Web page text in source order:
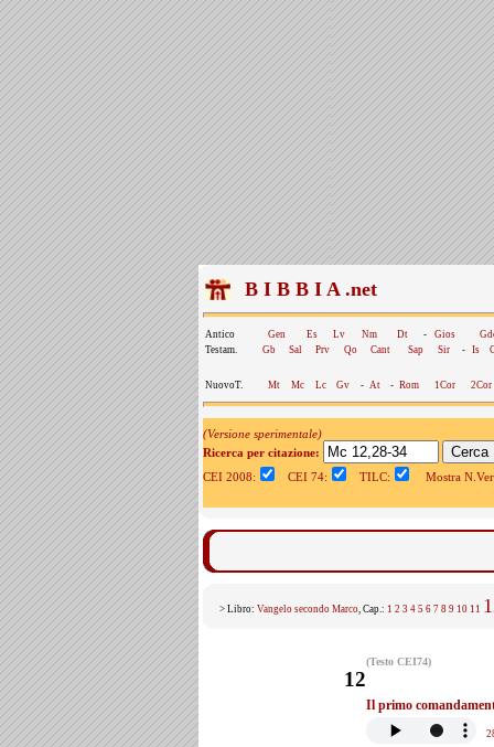
B I B B I A .net
Antico Gen Es Lv Nm Dt - Gios
Testam.
Gb Sal Prv Qo Cant Sap Sir - Is
NuovoT. Mt Mc Lc Gv - At - Rom 1Cor 2Cor
(Versione sperimentale)
Ricerca per citazione:
CEI 2008:
CEI 74: TILC: Mostra
> Libro: Vangelo secondo Marco, Cap.: 1 2 3 4 5 6 7 8 9 10 11
(Testo CEI74)
12
Il primo